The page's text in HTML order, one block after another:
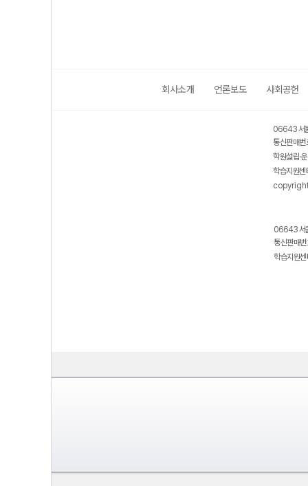
회사소개 언론보도 사회공헌
06643 서
통신판매
학원설립·
학습지원
06643 서
통신판매
학습지원